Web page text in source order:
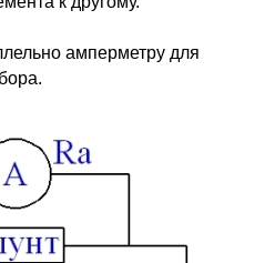
амперметру для